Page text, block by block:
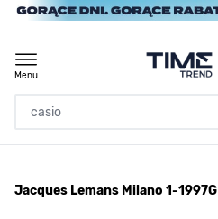
Przejdź do treści
Menu
/ Jacques Lemans Milano 1-1997G
Jacques Lemans Milano 1-1997G